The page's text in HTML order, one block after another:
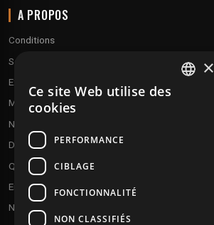
A PROPOS
Conditions
Service client
Expédition & retours
Modes de paiement
Notre programme de fidélité
Disques cadeaux
Qui sommes-nous ?
Envoyez vos démos
Nous contacter
×
Ce site Web utilise des
cookies
PERFORMANCE
CIBLAGE
FONCTIONNALITÉ
NON CLASSIFIÉS